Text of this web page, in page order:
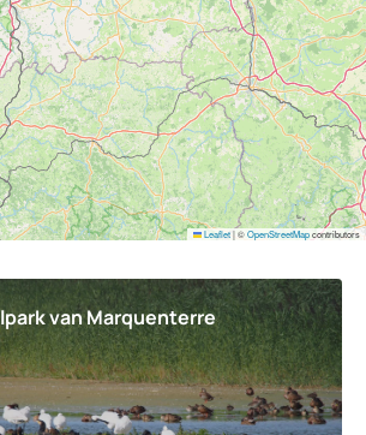
van Marquenterre
Leaflet|©OpenStreetMapcontributors